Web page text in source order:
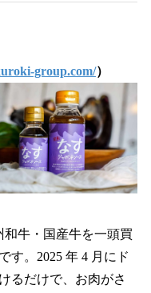
group.com/）
和牛・国産牛を一頭買
す。2025 年 4 月にド
るだけで、お肉がさ